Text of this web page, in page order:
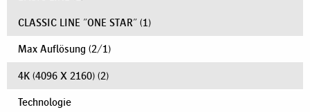
CLASSIC LINE "ONE STAR" (1)
Max Auflösung (2/1)
4K (4096 X 2160) (2)
Technologie